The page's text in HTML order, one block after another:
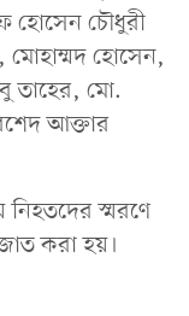
চৌধুরী
মোহাম্মদ হোসেন,
মো.
আক্তার
স্মরণে
করা হয়।